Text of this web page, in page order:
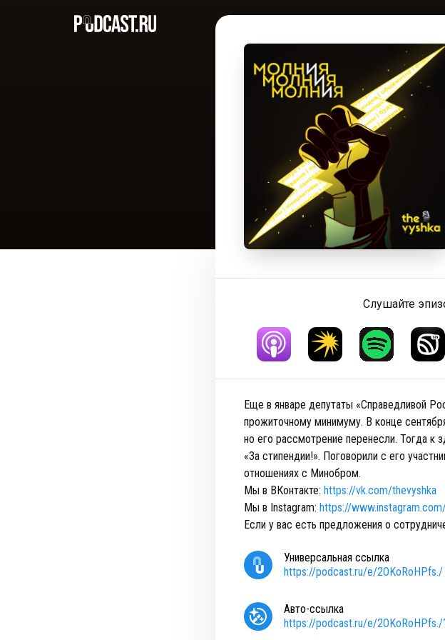
Слушайте
Еще в январе депутаты «Справедливой
прожиточному минимуму. В конце
но его рассмотрение перенесли. Тогда
«За стипендии!». Поговорили с его
отношениях с Минобром.
Мы в ВКонтакте: https://vk.com/thevyshka
Мы в Instagram: https://
Если у вас есть предложения о
Универсальная ссылка
https://podcast.ru/e/2OKoRoHPfs./
Авто-ссылка
https://podcast.ru/e/2OKoRoHPfs./